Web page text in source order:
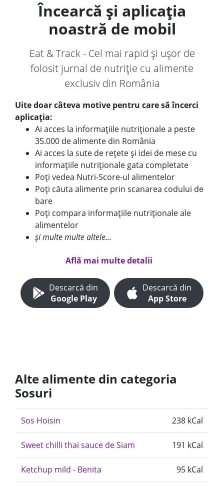
Încearcă și aplicația
noastră de mobil
Eat & Track - Cel mai rapid și ușor de
folosit jurnal de nutriție cu alimente
exclusiv din România
Uite doar câteva motive pentru care să încerci
aplicația:
Ai acces la informațiile nutriționale a peste
35.000 de alimente din România
Ai acces la sute de rețete și idei de mese cu
informațiile nutriționale gata completate
Poți vedea Nutri-Score-ul alimentelor
Poți căuta alimente prin scanarea codului de
bare
Poți compara informațiile nutriționale ale
alimentelor
și multe multe altele...
Află mai multe detalii
Descarcă din
Google Play
Descarcă din
App Store
Alte alimente din categoria
Sosuri
Sos Hoisin 238 kCal
Sweet chilli thai sauce de Siam 191 kCal
Ketchup mild - Benita 95 kCal